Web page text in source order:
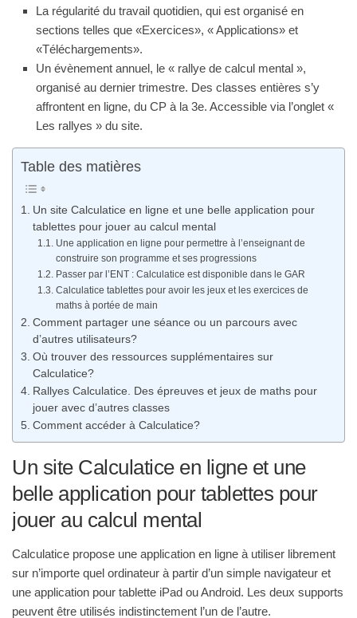
La régularité du travail quotidien, qui est organisé en
sections telles que «Exercices», « Applications» et
«Téléchargements».
Un évènement annuel, le « rallye de calcul mental »,
organisé au dernier trimestre. Des classes entières s’y
affrontent en ligne, du CP à la 3e. Accessible via l’onglet «
Les rallyes » du site.
Table des matières
Un site Calculatice en ligne et une belle application pour
tablettes pour jouer au calcul mental
Une application en ligne pour permettre à l’enseignant de
construire son programme et ses progressions
Passer par l’ENT : Calculatice est disponible dans le GAR
Calculatice tablettes pour avoir les jeux et les exercices de
maths à portée de main
Comment partager une séance ou un parcours avec
d’autres utilisateurs?
Où trouver des ressources supplémentaires sur
Calculatice?
Rallyes Calculatice. Des épreuves et jeux de maths pour
jouer avec d’autres classes
Comment accéder à Calculatice?
Un site Calculatice en ligne et une
belle application pour tablettes pour
jouer au calcul mental
Calculatice propose une application en ligne à utiliser librement
sur n’importe quel ordinateur à partir d’un simple navigateur et
une application pour tablette iPad ou Android. Les deux supports
peuvent être utilisés indistinctement l’un de l’autre.